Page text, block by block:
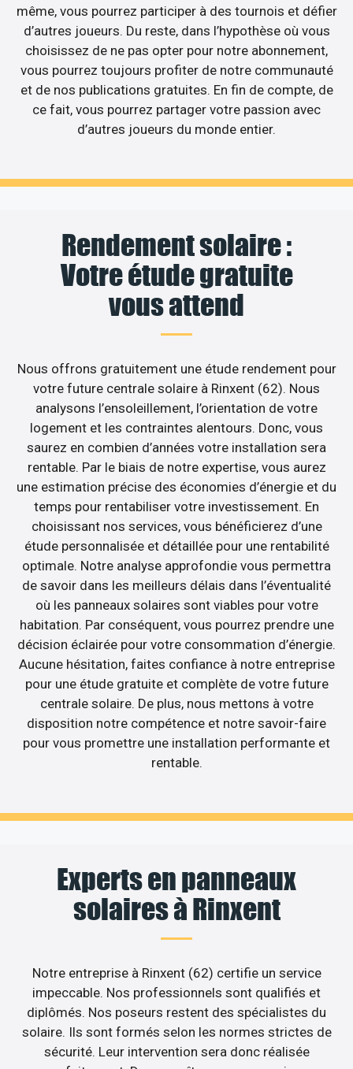
même, vous pourrez participer à des tournois et défier
d’autres joueurs. Du reste, dans l’hypothèse où vous
choisissez de ne pas opter pour notre abonnement,
vous pourrez toujours profiter de notre communauté
et de nos publications gratuites. En fin de compte, de
ce fait, vous pourrez partager votre passion avec
d’autres joueurs du monde entier.
Rendement solaire :
Votre étude gratuite
vous attend
Nous offrons gratuitement une étude rendement pour
votre future centrale solaire à Rinxent (62). Nous
analysons l’ensoleillement, l’orientation de votre
logement et les contraintes alentours. Donc, vous
saurez en combien d’années votre installation sera
rentable. Par le biais de notre expertise, vous aurez
une estimation précise des économies d’énergie et du
temps pour rentabiliser votre investissement. En
choisissant nos services, vous bénéficierez d’une
étude personnalisée et détaillée pour une rentabilité
optimale. Notre analyse approfondie vous permettra
de savoir dans les meilleurs délais dans l’éventualité
où les panneaux solaires sont viables pour votre
habitation. Par conséquent, vous pourrez prendre une
décision éclairée pour votre consommation d’énergie.
Aucune hésitation, faites confiance à notre entreprise
pour une étude gratuite et complète de votre future
centrale solaire. De plus, nous mettons à votre
disposition notre compétence et notre savoir-faire
pour vous promettre une installation performante et
rentable.
Experts en panneaux
solaires à Rinxent
Notre entreprise à Rinxent (62) certifie un service
impeccable. Nos professionnels sont qualifiés et
diplômés. Nos poseurs restent des spécialistes du
solaire. Ils sont formés selon les normes strictes de
sécurité. Leur intervention sera donc réalisée